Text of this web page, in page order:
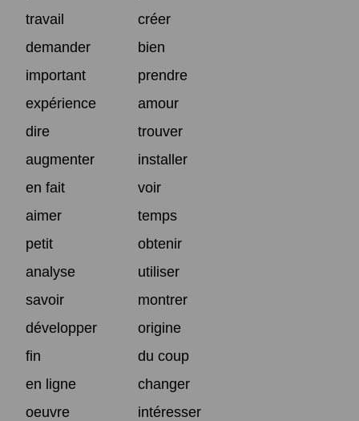
travail
créer
demander
bien
important
prendre
expérience
amour
dire
trouver
augmenter
installer
en fait
voir
aimer
temps
petit
obtenir
analyse
utiliser
savoir
montrer
développer
origine
fin
du coup
en ligne
changer
oeuvre
intéresser